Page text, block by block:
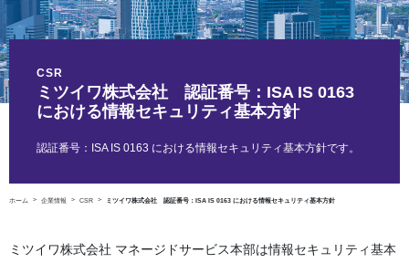
ホーム 企業情報 CSR ミツイワ株式会社 認証番号：ISA IS 0163 における情報セキュリティ基本方針
CSR
ミツイワ株式会社 認証番号：ISA IS 0163
における情報セキュリティ基本方針
認証番号：ISA IS 0163 における情報セキュリティ基本方針です。
ミツイワ株式会社 マネージドサービス本部は情報セキュリティ基本